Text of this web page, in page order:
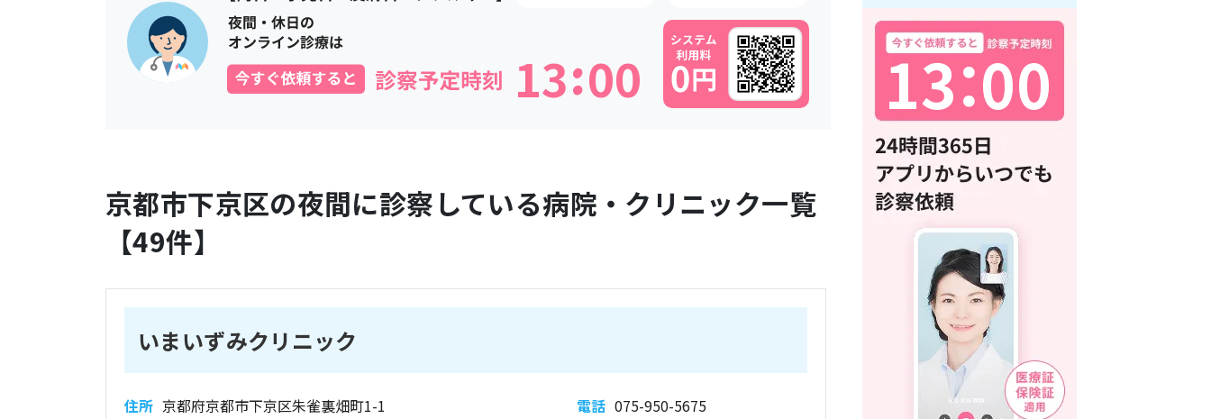
13 00
:
京都市下京区の夜間に診察している病院・クリニック一覧
【49件】
いまいずみクリニック
住所 京都府京都市下京区朱雀裏畑町1-1 電話 075-950-5675
13：
00